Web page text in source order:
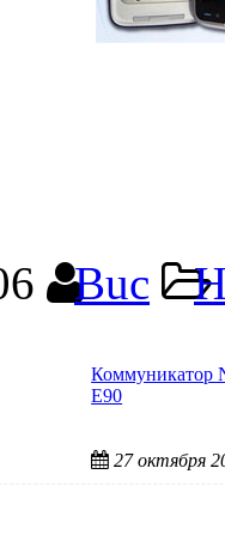
Buc
Коммуникатор
E90
27 октября